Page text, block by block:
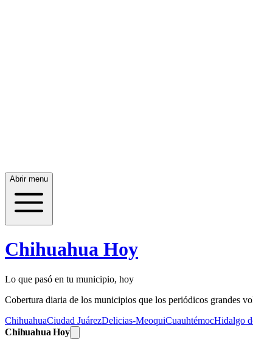
Abrir menu
Chihuahua Hoy
Lo que pasó en tu municipio, hoy
Cobertura diaria de los municipios que los periódicos grandes
ChihuahuaCiudad JuárezDelicias-MeoquiCuauhtémocHidalgo
Chihuahua Hoy